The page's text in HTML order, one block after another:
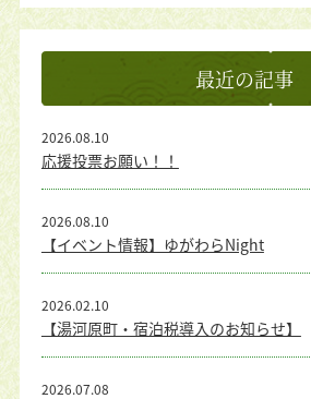
最近の記事
応援投票お願い！！
2026.08.10
【イベント情報】ゆがわらNight
2026.08.10
【湯河原町・宿泊税導入のお知らせ】
2026.02.10
2026.07.08